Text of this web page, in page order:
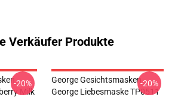
Verkäufer Produkte
-
Milk
-20%
George Gesichtsmasken -
George Liebesmaske TP0511
-20%